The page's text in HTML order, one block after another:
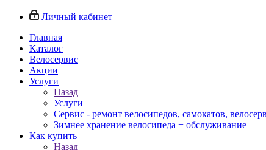
Личный кабинет
Главная
Каталог
Велосервис
Акции
Услуги
Назад
Услуги
Сервис - ремонт велосипедов, самокатов,
Зимнее хранение велосипеда + обслуживание
Как купить
Назад